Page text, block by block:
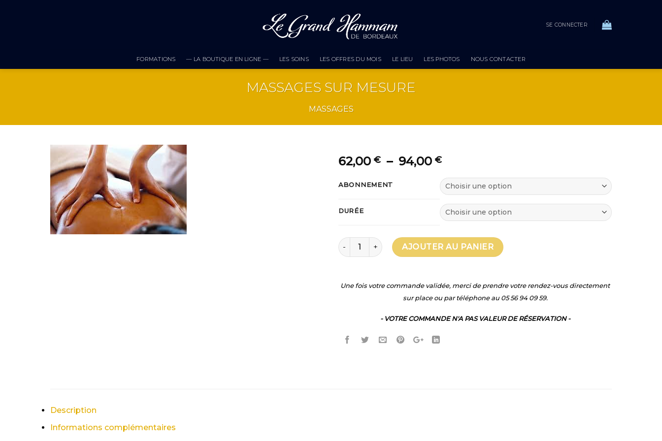
SE CONNECTER
FORMATIONS — LA BOUTIQUE EN LIGNE — LES SOINS LES OFFRES DU MOIS LE LIEU LES PHOTOS NOUS CONTACTER
MASSAGES SUR MESURE
MASSAGES
62,00 € – 94,00 €Plage
prix :
62,00 €
à
94,00 €
ABONNEMENT
DURÉE
quantité de MASSAGES SUR MESURE
AJOUTER AU PANIER
Une fois votre commande validée, merci de prendre votre rendez-vous directement
sur place ou par téléphone au 05 56 94 09 59.
- VOTRE COMMANDE N'A PAS VALEUR DE RÉSERVATION -
Description
Informations complémentaires